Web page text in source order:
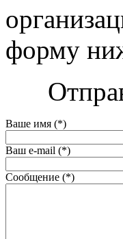
форму
Ваше имя (*)
Ваш e-mail (*)
Сообщение (*)